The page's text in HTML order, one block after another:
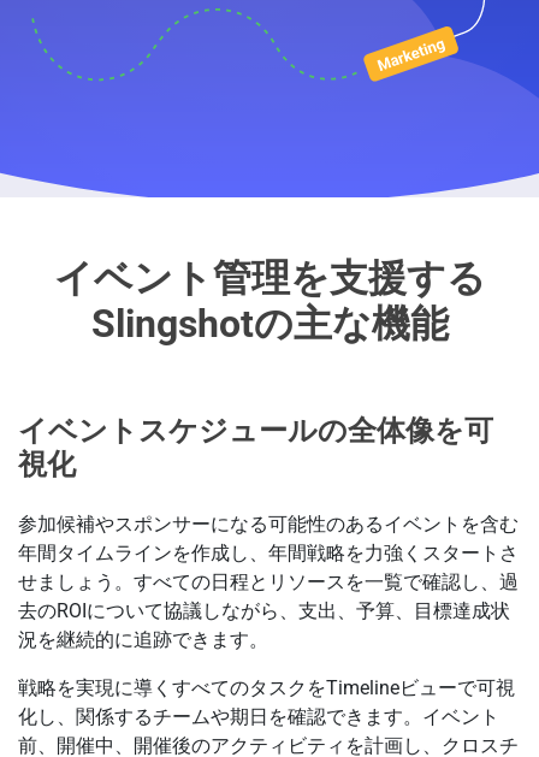
イベント管理を支援する
Slingshotの主な機能
イベントスケジュールの全体像を可
視化
参加候補やスポンサーになる可能性のあるイベントを含む
年間タイムラインを作成し、年間戦略を力強くスタートさ
せましょう。すべての日程とリソースを一覧で確認し、過
去のROIについて協議しながら、支出、予算、目標達成状
況を継続的に追跡できます。
戦略を実現に導くすべてのタスクをTimelineビューで可視
化し、関係するチームや期日を確認できます。イベント
前、開催中、開催後のアクティビティを計画し、クロスチ